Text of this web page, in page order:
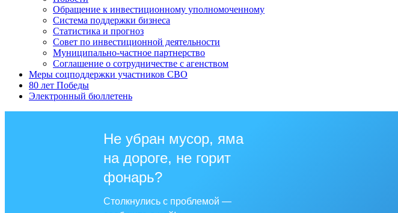
Обращение к инвестиционному уполномоченному
Система поддержки бизнеса
Статистика и прогноз
Совет по инвестиционной деятельности
Муниципально-частное партнерство
Соглашение о сотрудничестве с агенством
Меры соцподдержки участников СВО
80 лет Победы
Электронный бюллетень
Не убран мусор, яма
на дороге, не горит
фонарь?
Столкнулись с проблемой —